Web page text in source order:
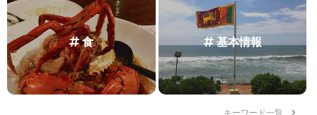
食 基本情報
キーワード一覧